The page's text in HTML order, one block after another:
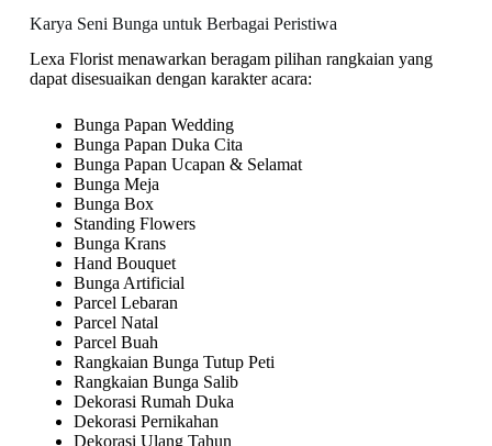
Karya Seni Bunga untuk Berbagai Peristiwa
Lexa Florist menawarkan beragam pilihan rangkaian yang
dapat disesuaikan dengan karakter acara:
Bunga Papan Wedding
Bunga Papan Duka Cita
Bunga Papan Ucapan & Selamat
Bunga Meja
Bunga Box
Standing Flowers
Bunga Krans
Hand Bouquet
Bunga Artificial
Parcel Lebaran
Parcel Natal
Parcel Buah
Rangkaian Bunga Tutup Peti
Rangkaian Bunga Salib
Dekorasi Rumah Duka
Dekorasi Pernikahan
Dekorasi Ulang Tahun